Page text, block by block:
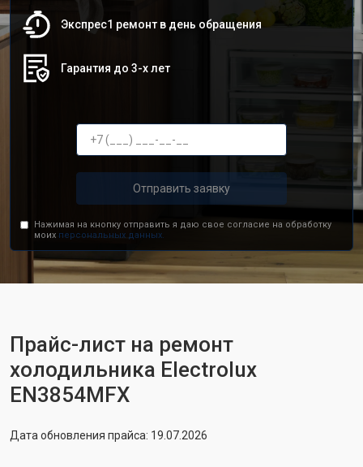
Экспрес1 ремонт в день обращения
Гарантия до 3-х лет
Отправить заявку
Нажимая на кнопку отправить я даю свое согласие на обработку
моих персональных данных.
Прайс-лист на ремонт
холодильника Electrolux
EN3854MFX
Дата обновления прайса: 19.07.2026